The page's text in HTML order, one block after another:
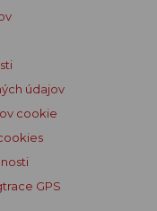
údajov
cookie
GPS